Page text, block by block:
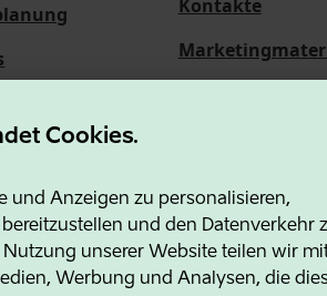
Cookies.
und Anzeigen zu personalisieren,
und den Datenverkehr
unserer Website teilen wir
Werbung und Analysen, die
Kontakte
and Innovation AgencyKontakte